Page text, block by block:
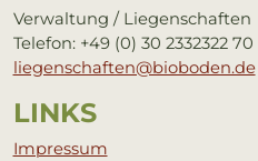
Verwaltung / Liegenschaften
Telefon: +49 (0) 30 2332322 70
liegenschaften@bioboden.de
LINKS
Impressum